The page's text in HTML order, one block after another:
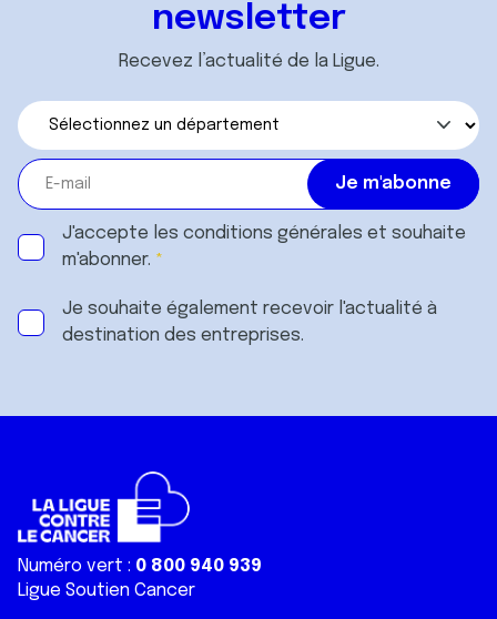
newsletter
Recevez l’actualité de la Ligue.
J'accepte les conditions générales et souhaite
m'abonner.
Je souhaite également recevoir l'actualité à
destination des entreprises.
Numéro vert : 0 800 940 939
Ligue Soutien Cancer